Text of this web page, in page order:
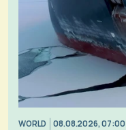
WORLD 08.08.2026, 07:00